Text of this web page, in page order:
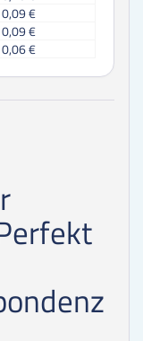
0,09 €
0,09 €
0,06 €
0,05 €